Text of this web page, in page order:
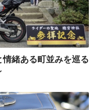
緒ある町並みを巡る